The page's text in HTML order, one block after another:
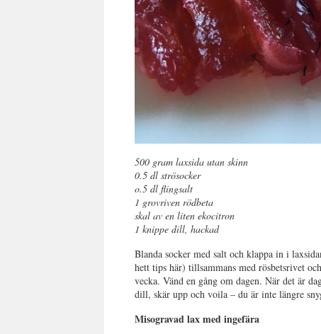
500 gram laxsida utan skinn
0.5 dl strösocker
o.5 dl flingsalt
1 grovriven rödbeta
skal av en liten ekocitron
1 knippe dill, hackad
Blanda socker med salt och klappa in i
hett tips här) tillsammans med rösbetsrivet
vecka. Vänd en gång om dagen. När det är
dill, skär upp och voila – du är inte längre
Misogravad lax med ingefära